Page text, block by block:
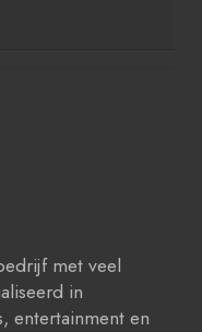
met veel
in
entertainment en